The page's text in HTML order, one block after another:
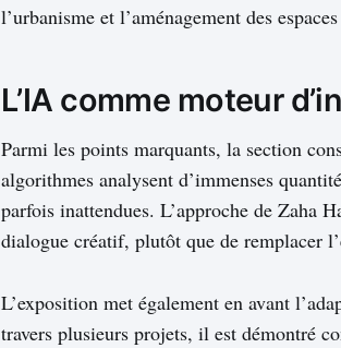
l’urbanisme et l’aménagement des
L’IA comme moteur
Parmi les points marquants, la section
algorithmes analysent d’immenses
parfois inattendues. L’approche de Zaha
dialogue créatif, plutôt que de remplacer
L’exposition met également en avant
travers plusieurs projets, il est démontré